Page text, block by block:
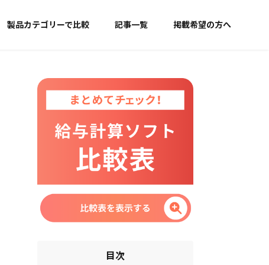
製品カテゴリーで比較 記事一覧 掲載希望の方へ
目次